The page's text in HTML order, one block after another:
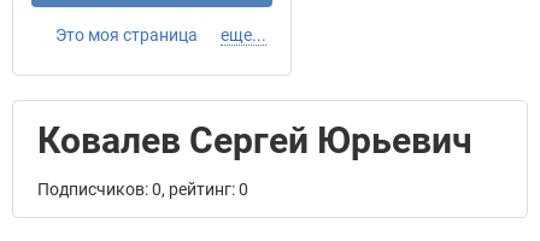
Это моя страница еще...
Ковалев Сергей Юрьевич
Подписчиков: 0, рейтинг: 0